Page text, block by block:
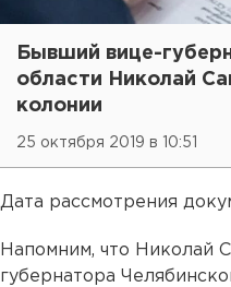
Бывший вице-
области Николай
колонии
25 октября 2019 в 10:51
Дата рассмотрения
Напомним, что Николай
губернатора